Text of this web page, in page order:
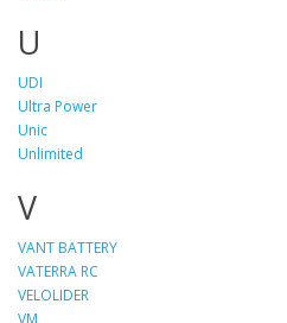
U
UDI
Ultra Power
Unic
Unlimited
V
VANT BATTERY
VATERRA RC
VELOLIDER
VM